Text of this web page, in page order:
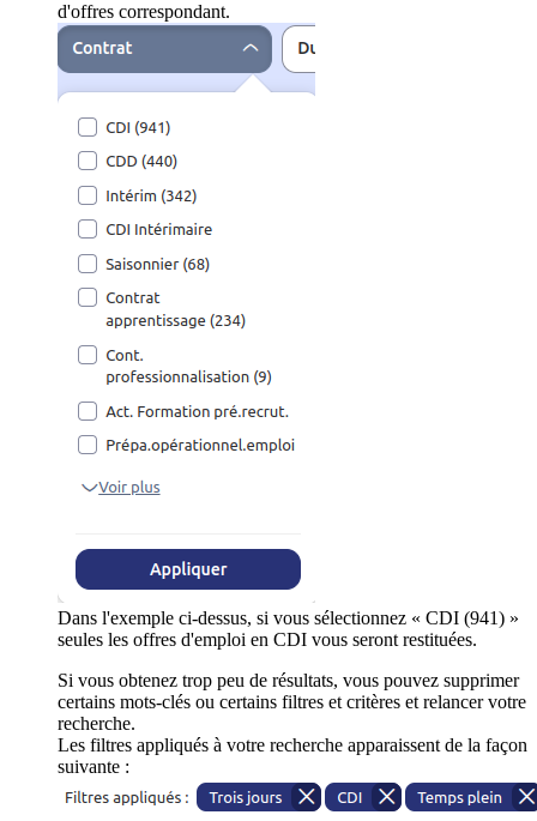
d'offres correspondant.
Dans l'exemple ci-dessus, si vous sélectionnez « CDI (941) »
seules les offres d'emploi en CDI vous seront restituées.
Si vous obtenez trop peu de résultats, vous pouvez supprimer
certains mots-clés ou certains filtres et critères et relancer votre
recherche.
Les filtres appliqués à votre recherche apparaissent de la façon
suivante :